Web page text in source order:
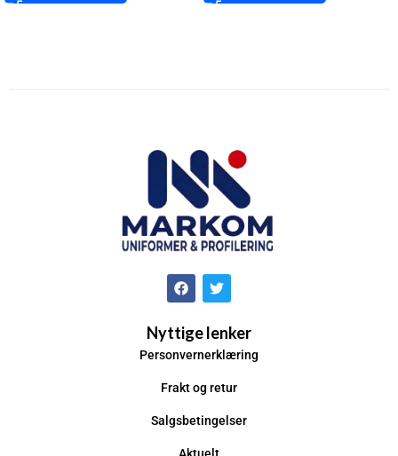
Nyttige lenker
Personvernerklæring
Frakt og retur
Salgsbetingelser